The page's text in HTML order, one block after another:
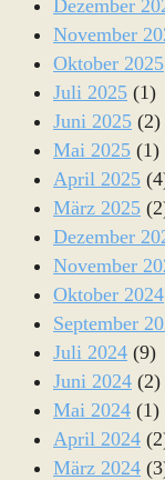
Dezember
November
Oktober 2025
Juli 2025 (1)
Juni 2025 (2)
Mai 2025 (1)
April 2025
März 2025
Dezember
November
Oktober 2024
September
Juli 2024 (9)
Juni 2024 (2)
Mai 2024 (1)
April 2024
März 2024